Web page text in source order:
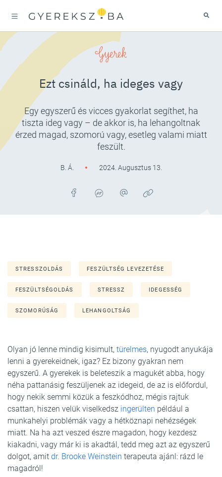
Gyerek
Ezt csináld, ha ideges vagy
Egy egyszerű és vicces gyakorlat segíthet, ha
tiszta ideg vagy – de akkor is, ha lehangoltnak
érzed magad, szomorú vagy, esetleg valami miatt
feszült.
B. Á. 2024. Augusztus 13.
STRESSZOLDÁS FESZÜLTSÉG LEVEZETÉSE
FESZÜLTSÉGOLDÁS STRESSZ IDEGESSÉG
SZOMORÚSÁG LEHANGOLTSÁG
Olyan jó lenne mindig kisimult, türelmes, nyugodt anyukája
lenni a gyerekeidnek, igaz? Ez bizony gyakran nem
egyszerű. A gyerekek is beleteszik a magukét abba, hogy
néha pattanásig feszüljenek az idegeid, de az is előfordul,
hogy nekik semmi közük a feszkódhoz, mégis rajtuk
csattan, hiszen velük viselkedsz ingerülten például a
munkahelyi problémák vagy a hétköznapi nehézségek
miatt. Na ha azt veszed észre magadon, hogy kezdesz
kiakadni, vagy már ki is akadtál, tedd meg azt az egyszerű
dolgot, amit dr. Brooke Weinstein terapeuta ajánl: rázd le
magadról!